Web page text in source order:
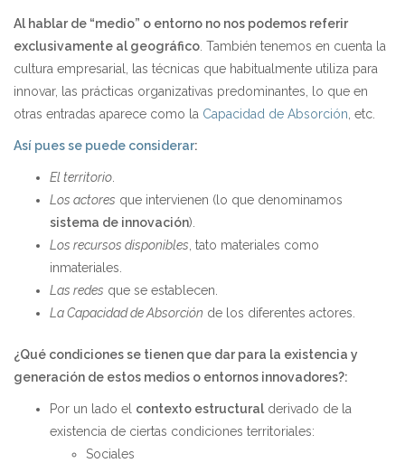
Al hablar de “medio” o entorno no nos podemos referir
exclusivamente al geográfico . También tenemos en cuenta la
cultura empresarial, las técnicas que habitualmente utiliza para
innovar, las prácticas organizativas predominantes, lo que en
otras entradas aparece como la Capacidad de Absorción , etc.
Así pues se puede considerar:
El territorio
Los actores que intervienen (lo que denominamos
sistema de innovación).
Los recursos disponibles , tato materiales como
inmateriales.
Las redes que se establecen.
La Capacidad de Absorción de los diferentes actores.
¿Qué condiciones se tienen que dar para la existencia y
generación de estos medios o entornos innovadores?:
Por un lado el contexto estructural derivado de la
existencia de ciertas condiciones territoriales:
Sociales